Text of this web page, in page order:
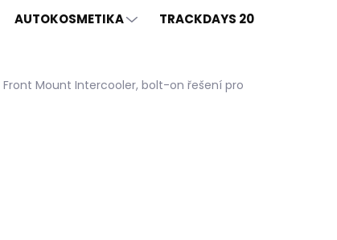
AUTOKOSMETIKA TRACKDAYS 2026
Front Mount Intercooler, bolt-on řešení pro